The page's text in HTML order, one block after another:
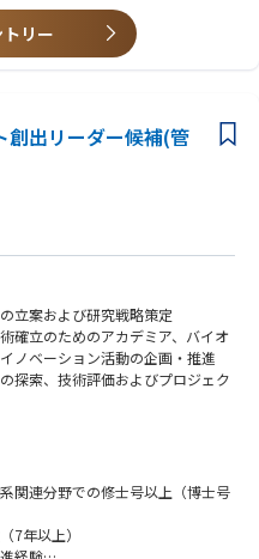
きます。
ュニケーションを実施します。
深め経験を積むことで、品質保証
す。
ャーサイエンティフィックにおけ
キャリア形成が可能である。
リー
創出リーダー候補(管
立案および研究戦略策定
確立のためのアカデミア、バイオ
ノベーション活動の企画・推進
探索、技術評価およびプロジェク
PoC取得までの研究推進および意
メントおよび研究員の育成
関連分野での修士号以上（博士号
7年以上）